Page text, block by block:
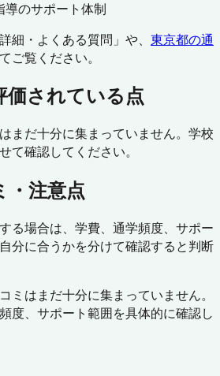
のサポート体制
細・よくある質問」や、 東京都の通
ご覧ください。
価されている点
まだ十分に集まっていません。学校
て確認してください。
・注意点
る場合は、学費、通学頻度、サポー
分に合うかを分けて確認すると判断
ミはまだ十分に集まっていません。
度、サポート範囲を具体的に確認し